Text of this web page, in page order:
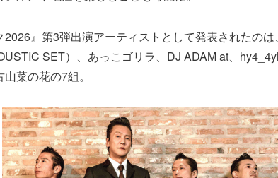
2026』第3弾出演アーティストとして発表されたの
SET）、あっこゴリラ、DJ ADAM at、
菜の花の7組。